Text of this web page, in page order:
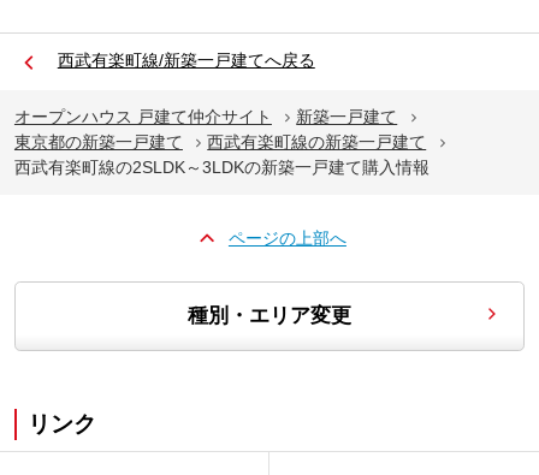
西武有楽町線/新築一戸建てへ戻る
オープンハウス 戸建て仲介サイト
新築一戸建て
東京都の新築一戸建て
西武有楽町線の新築一戸建て
西武有楽町線の2SLDK～3LDKの新築一戸建て購入情報
ページの上部へ
種別・エリア変更
リンク